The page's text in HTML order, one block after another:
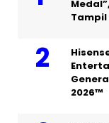
Tampil
2026™